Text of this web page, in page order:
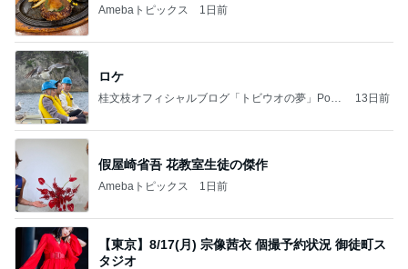
Amebaトピックス 1日前
ロケ
桂文枝オフィシャルブログ「トビウオの夢」Pow
13日前
假屋崎省吾 花教室生徒の傑作
Amebaトピックス 1日前
【東京】8/17(月) 宗像茜衣 個撮予約状況 御徒町ス
タジオ